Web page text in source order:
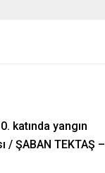
katında yangın
/ ŞABAN TEKTAŞ –